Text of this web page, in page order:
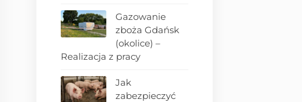
Gazowanie
zboża Gdańsk
(okolice) –
Realizacja z pracy
Jak
zabezpieczyć